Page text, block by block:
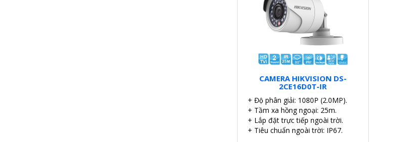
CAMERA HIKVISION DS-
2CE16D0T-IR
+ Độ phân giải: 1080P (2.0MP).
+ Tầm xa hồng ngoại: 25m.
+ Lắp đặt trực tiếp ngoài trời.
+ Tiêu chuẩn ngoài trời: IP67.